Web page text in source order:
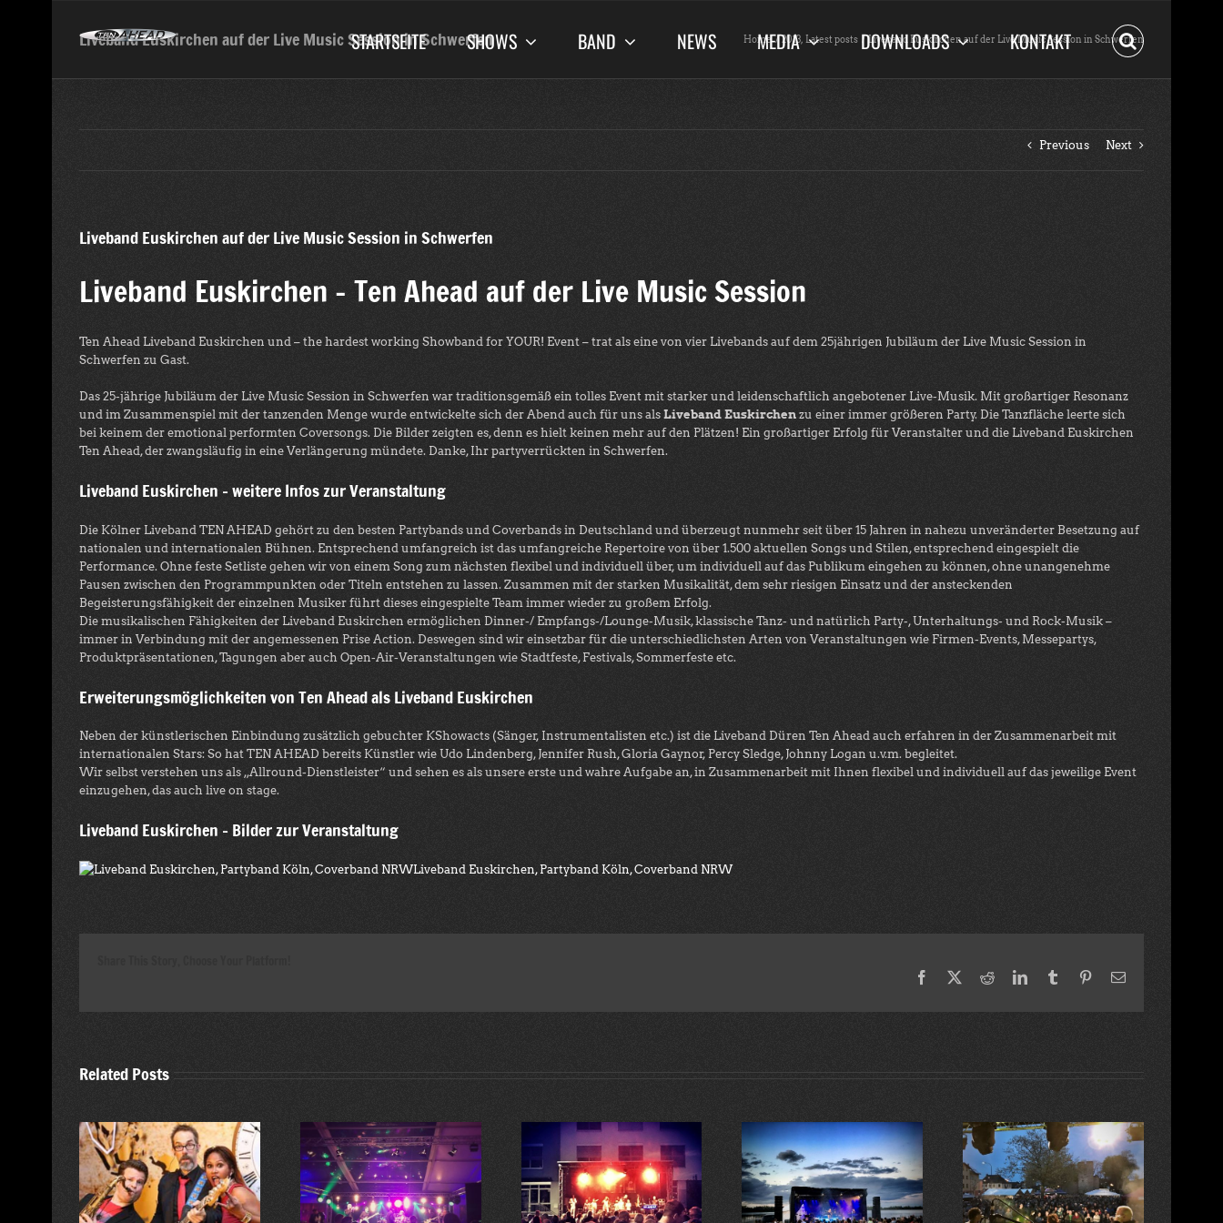
STARTSEITE SHOWS BAND NEWS MEDIA DOWNLOADS KONTAKT
Liveband Euskirchen auf der Live Music Session in Schwerfen Home 2013 Latest posts Liveband Euskirchen auf der Live Music Session in Schwerfen
Previous Next
Liveband Euskirchen auf der Live Music Session in Schwerfen
Liveband Euskirchen – Ten Ahead auf der Live Music Session
Ten Ahead Liveband Euskirchen und – the hardest working Showband for YOUR! Event – trat als eine von vier Livebands auf dem 25jährigen Jubiläum der Live Music Session in
Schwerfen zu Gast.
Das 25-jährige Jubiläum der Live Music Session in Schwerfen war traditionsgemäß ein tolles Event mit starker und leidenschaftlich angebotener Live-Musik. Mit großartiger Resonanz
und im Zusammenspiel mit der tanzenden Menge wurde entwickelte sich der Abend auch für uns als Liveband Euskirchen zu einer immer größeren Party. Die Tanzfläche leerte sich
bei keinem der emotional performten Coversongs. Die Bilder zeigten es, denn es hielt keinen mehr auf den Plätzen! Ein großartiger Erfolg für Veranstalter und die Liveband Euskirchen
Ten Ahead, der zwangsläufig in eine Verlängerung mündete. Danke, Ihr partyverrückten in Schwerfen.
Liveband Euskirchen – weitere Infos zur Veranstaltung
Die Kölner Liveband TEN AHEAD gehört zu den besten Partybands und Coverbands in Deutschland und überzeugt nunmehr seit über 15 Jahren in nahezu unveränderter Besetzung auf
nationalen und internationalen Bühnen. Entsprechend umfangreich ist das umfangreiche Repertoire von über 1.500 aktuellen Songs und Stilen, entsprechend eingespielt die
Performance. Ohne feste Setliste gehen wir von einem Song zum nächsten flexibel und individuell über, um individuell auf das Publikum eingehen zu können, ohne unangenehme
Pausen zwischen den Programmpunkten oder Titeln entstehen zu lassen. Zusammen mit der starken Musikalität, dem sehr riesigen Einsatz und der ansteckenden
Begeisterungsfähigkeit der einzelnen Musiker führt dieses eingespielte Team immer wieder zu großem Erfolg.
Die musikalischen Fähigkeiten der Liveband Euskirchen ermöglichen Dinner-/ Empfangs-/Lounge-Musik, klassische Tanz- und natürlich Party-, Unterhaltungs- und Rock-Musik –
immer in Verbindung mit der angemessenen Prise Action. Deswegen sind wir einsetzbar für die unterschiedlichsten Arten von Veranstaltungen wie Firmen-Events, Messepartys,
Produktpräsentationen, Tagungen aber auch Open-Air-Veranstaltungen wie Stadtfeste, Festivals, Sommerfeste etc.
Erweiterungsmöglichkeiten von Ten Ahead als Liveband Euskirchen
Neben der künstlerischen Einbindung zusätzlich gebuchter KShowacts (Sänger, Instrumentalisten etc.) ist die Liveband Düren Ten Ahead auch erfahren in der Zusammenarbeit mit
internationalen Stars: So hat TEN AHEAD bereits Künstler wie Udo Lindenberg, Jennifer Rush, Gloria Gaynor, Percy Sledge, Johnny Logan u.v.m. begleitet.
Wir selbst verstehen uns als „Allround-Dienstleister“ und sehen es als unsere erste und wahre Aufgabe an, in Zusammenarbeit mit Ihnen flexibel und individuell auf das jeweilige Event
einzugehen, das auch live on stage.
Liveband Euskirchen – Bilder zur Veranstaltung
Liveband Euskirchen, Partyband Köln, Coverband NRW
Facebook RedditLinkedInTumblr PinterestEmail
Related Posts
Sommerfest Fassmer in
Sommerfest Edeka Koblenz
Open-Air Konzert im Seepark
Tanz in den Mai Instagram ersetzt Beiträge